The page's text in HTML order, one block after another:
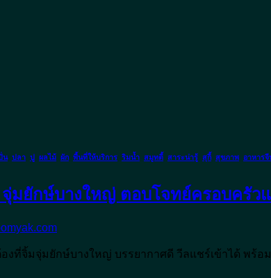
น, ปลา ปู ผลไม้ ผัก พื้นที่ให้บริการ ริมน้ำ สมูทตี้ สาระน่ารู้ สุกี้ สุขภาพ อาหารจี
มยักษ์บางใหญ่ ตอบโจทย์ครอบครัวแ
งที่จิ้มจุ่มยักษ์บางใหญ่ บรรยากาศดี วีลแชร์เข้าได้ พร้อ